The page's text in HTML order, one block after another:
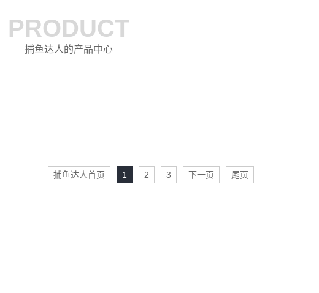
PRODUCT
捕鱼达人的产品中心
捕鱼达人首页 1 2 3 下一页 尾页